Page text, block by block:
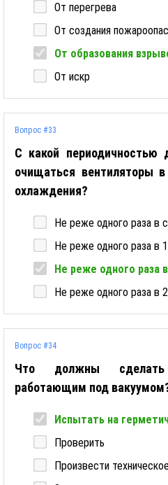
От перегрева
От создания
От образования
От искр
Вопрос #33
С какой периодичностью
очищаться вентиляторы
охлаждения?
Не реже одного раза в
Не реже одного раза в
Не реже одного раза
Не реже одного раза в
Вопрос #34
Что должны
работающим под
Испытать на
Проверить
Произвести